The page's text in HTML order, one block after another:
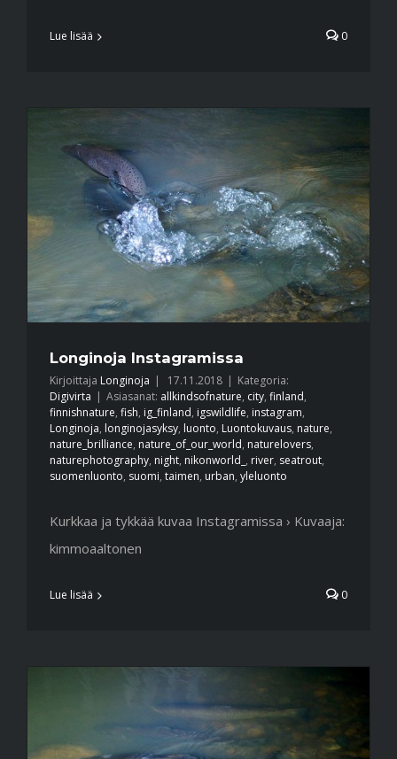
Lue lisää 0
Longinoja Instagramissa
Kirjoittaja Longinoja | 17.11.2018 | Kategoria:
Digivirta | Asiasanat: allkindsofnature, city, finland,
finnishnature, fish, ig_finland, igswildlife, instagram,
Longinoja, longinojasyksy, luonto, Luontokuvaus, nature,
nature_brilliance, nature_of_our_world, naturelovers,
naturephotography, night, nikonworld_ , river, seatrout,
suomenluonto, suomi, taimen, urban, yleluonto
Kurkkaa ja tykkää kuvaa Instagramissa › Kuvaaja:
kimmoaaltonen
Lue lisää 0